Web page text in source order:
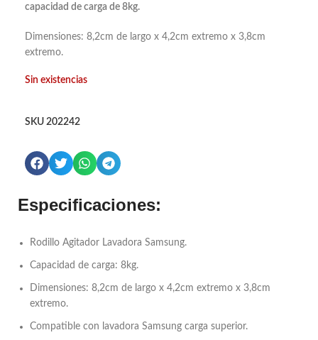
capacidad de carga de 8kg.
Dimensiones: 8,2cm de largo x 4,2cm extremo x 3,8cm
extremo.
Sin existencias
SKU 202242
Especificaciones:
Rodillo Agitador Lavadora Samsung.
Capacidad de carga: 8kg.
Dimensiones: 8,2cm de largo x 4,2cm extremo x 3,8cm
extremo.
Compatible con lavadora Samsung carga superior.